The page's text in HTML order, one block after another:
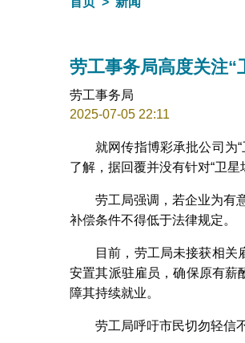
劳工事务局高度关注“
劳工事务局
2025-07-05 22:11
就网传指博彩承批公司为
了解，据回覆并没有针对“卫星
劳工局强调，若企业为有
补偿条件不得低于法律规定。
目前，劳工局未接获相关
安置其派驻雇员，确保原有薪
障其持续就业。
劳工局呼吁市民切勿轻信